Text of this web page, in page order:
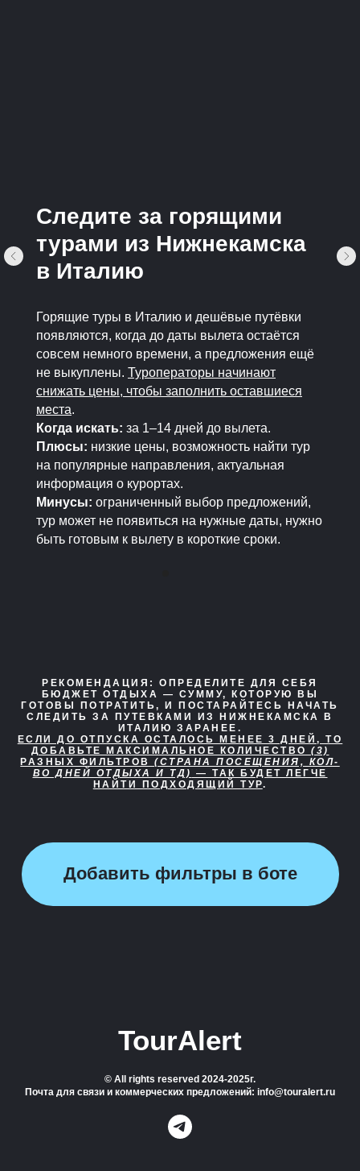
Следите за горящими
турами из Нижнекамска
в Италию
Горящие туры в Италию и дешёвые путёвки
появляются, когда до даты вылета остаётся
совсем немного времени, а предложения ещё
не выкуплены. Туроператоры начинают
снижать цены, чтобы заполнить оставшиеся
места.
Когда искать: за 1–14 дней до вылета.
Плюсы: низкие цены, возможность найти тур
на популярные направления, актуальная
информация о курортах.
Минусы: ограниченный выбор предложений,
тур может не появиться на нужные даты, нужно
быть готовым к вылету в короткие сроки.
РЕКОМЕНДАЦИЯ:
ОПРЕДЕЛИТЕ ДЛЯ СЕБЯ
БЮДЖЕТ ОТДЫХА — СУММУ, КОТОРУЮ ВЫ
ГОТОВЫ ПОТРАТИТЬ, И ПОСТАРАЙТЕСЬ НАЧАТЬ
СЛЕДИТЬ ЗА ПУТЕВКАМИ ИЗ НИЖНЕКАМСКА В
ИТАЛИЮ ЗАРАНЕЕ.
ЕСЛИ ДО ОТПУСКА ОСТАЛОСЬ МЕНЕЕ 3 ДНЕЙ, ТО
ДОБАВЬТЕ МАКСИМАЛЬНОЕ КОЛИЧЕСТВО (3)
РАЗНЫХ ФИЛЬТРОВ(СТРАНА ПОСЕЩЕНИЯ, КОЛ-
ВО ДНЕЙ ОТДЫХА И ТД) — ТАК БУДЕТ ЛЕГЧЕ
НАЙТИ ПОДХОДЯЩИЙ ТУР.
Добавить фильтры в боте
TourAlert
© All rights reserved 2024-2025г.
Почта для связи и коммерческих предложений: info@touralert.ru